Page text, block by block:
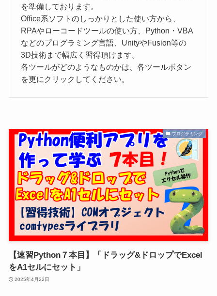
を準備しております。
Office系ソフトのしっかりとした使い方から、
RPAやローコードツールの使い方、Python・VBA
などのプログラミング言語、UnityやFusion等の
3D技術まで幅広く習得頂けます。
各ツールがどのようなものかは、各ツールボタン
を更にクリックしてください。
プログラミング
【速習Python７本目】「ドラッグ&ドロップでExcel
をA1セルにセット」
2025年4月22日